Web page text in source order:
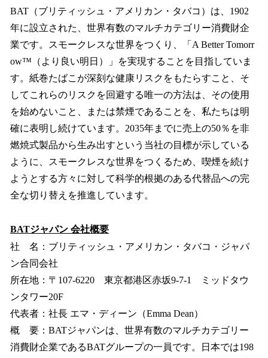
BAT（ブリティッシュ・アメリカン・タバコ）は、1902
年に設立された、世界有数のマルチカテゴリー消費財企
業です。スモークレスな世界をつくり、「A Better Tomorr
ow™（より良い明日）」を実現することを目指していま
す。紙巻たばこが深刻な健康リスクをもたらすこと、そ
してこれらのリスクを回避する唯一の方法は、その使用
を始めないこと、または禁煙であることを、私たちは明
確に表明し続けています。2035年までに売上の50％を非
燃焼式製品から生み出すという当社の目標が示している
ように、スモークレスな世界をつくるため、喫煙を続け
ようとする方々に対して科学的根拠のある代替品への完
全な切り替えを推進しています。
BATジャパン 会社概要
社 名：ブリティッシュ・アメリカン・タバコ・ジャパ
ン合同会社
所在地：〒107-6220 東京都港区赤坂9-7-1 ミッドタウ
ンタワー20F
代表者：社長 エマ・ディーン（Emma Dean）
概 要：BATジャパンは、世界有数のマルチカテゴリー
消費財企業であるBATグループの一員です。日本では198